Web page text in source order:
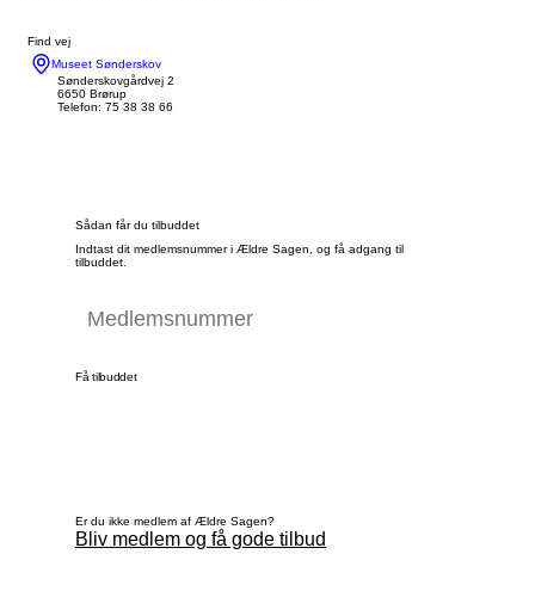
Find vej
Museet Sønderskov
Sønderskovgårdvej 2
6650 Brørup
Telefon: 75 38 38 66
Sådan får du tilbuddet
Indtast dit medlemsnummer i Ældre Sagen, og få adgang til
tilbuddet.
Få tilbuddet
Er du ikke medlem af Ældre Sagen?
Bliv medlem og få gode tilbud